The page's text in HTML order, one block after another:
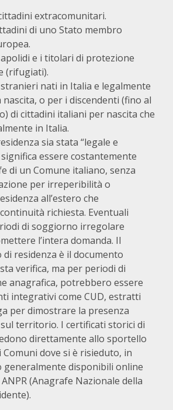
extracomunitari.
di uno Stato membro
e i titolari di protezione
(rifugiati).
nati in Italia e legalmente
o per i discendenti (fino al
di cittadini italiani per nascita che
in Italia.
sia stata “legale e
essere costantemente
di un Comune italiano, senza
per irreperibilità o
all’estero che
richiesta. Eventuali
di soggiorno irregolare
l’intera domanda. Il
residenza è il documento
verifica, ma per periodi di
anagrafica, potrebbero essere
integrativi come CUD, estratti
per dimostrare la presenza
territorio. I certificati storici di
direttamente allo sportello
Comuni dove si è risieduto, in
disponibili online
(Anagrafe Nazionale della